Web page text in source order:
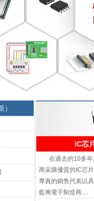
IC芯
在過去的10多
商采購優質的IC芯
專責的銷售代表以
藍籌電子制造商....